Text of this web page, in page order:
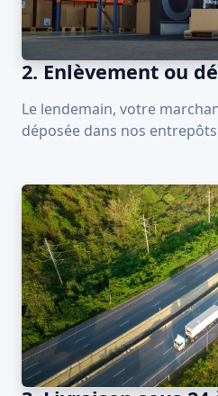
2. Enlèvement ou
Le lendemain, votre
déposée dans nos